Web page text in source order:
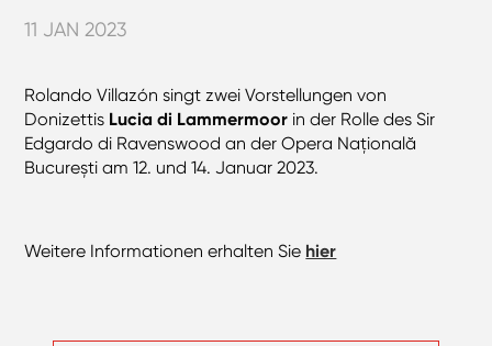
11 JAN 2023
Rolando Villazón singt zwei Vorstellungen von
Donizettis Lucia di Lammermoor in der Rolle des Sir
Edgardo di Ravenswood an der Opera Națională
București am 12. und 14. Januar 2023.
Weitere Informationen erhalten Sie hier